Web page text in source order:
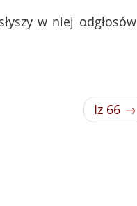
w niej odgłosów
Iz 66 →